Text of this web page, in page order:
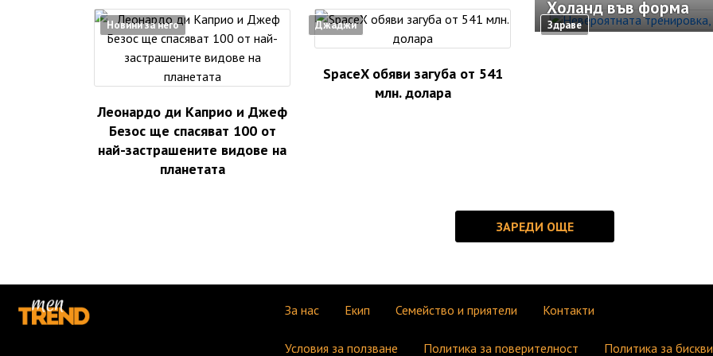
Новини за него
Леонардо ди Каприо и Джеф
Безос ще спасяват 100 от
най-застрашените видове на
планетата
Джаджи
SpaceX обяви загуба от 541
млн. долара
Здраве
Холанд във форма
За нас Екип Семейство и приятели Контакти
Условия за ползване Политика за поверителност Политика за